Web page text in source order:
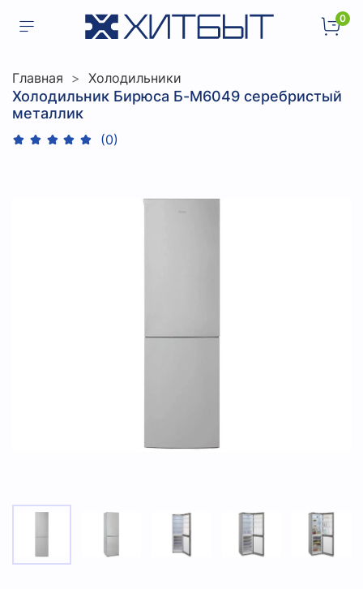
0
Главная Холодильники
Холодильник Бирюса Б-M6049 серебристый
металлик
(0)